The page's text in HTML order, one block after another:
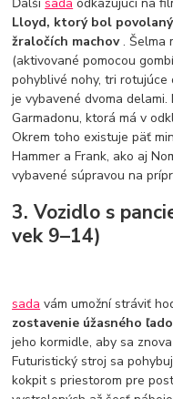
Lloyd, ktorý bol
žraločích machov. Šelma
(aktivované pomocou
pohyblivé nohy, tri
je vybavené dvoma
Garmadonu, ktorá má v
Okrem toho existuje päť
Hammer a Frank, ako aj
vybavené súpravou na
3. Vozidlo s
vek 9–14)
sada vám umožní stráviť
zostavenie úžasného
jeho kormidle, aby sa
Futuristický stroj sa
kokpit s priestorom pre